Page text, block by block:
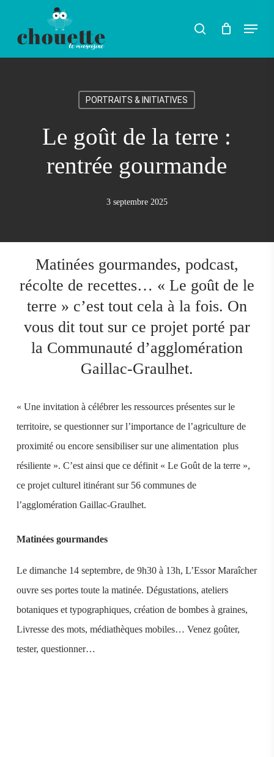
search Menu
PORTRAITS & INITIATIVES
Le goût de la terre :
rentrée gourmande
3 septembre 2025
Matinées gourmandes, podcast,
récolte de recettes… « Le goût de le
terre » c’est tout cela à la fois. On
vous dit tout sur ce projet porté par
la Communauté d’agglomération
Gaillac-Graulhet.
« Une invitation à célébrer les ressources présentes sur le
territoire, se questionner sur l’importance de l’agriculture de
proximité ou encore sensibiliser sur une alimentation plus
résiliente ». C’est ainsi que ce définit « Le Goût de la terre »,
ce projet culturel itinérant sur 56 communes de
l’agglomération Gaillac-Graulhet.
Matinées gourmandes
Le dimanche 14 septembre, de 9h30 à 13h, L’Essor Maraîcher
ouvre ses portes toute la matinée. Dégustations, ateliers
botaniques et typographiques, création de bombes à graines,
Livresse des mots, médiathèques mobiles… Venez goûter,
tester, questionner…